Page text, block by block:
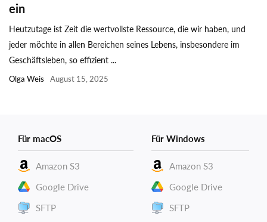
ein
Heutzutage ist Zeit die wertvollste Ressource, die wir haben, und
jeder möchte in allen Bereichen seines Lebens, insbesondere im
Geschäftsleben, so effizient ...
Olga Weis August 15, 2025
Für macOS
Amazon S3
Google Drive
SFTP
Für Windows
Amazon S3
Google Drive
SFTP